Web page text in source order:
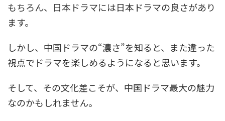
もちろん、日本ドラマには日本ドラマの良さがあり
ます。
しかし、中国ドラマの“濃さ”を知ると、また違った
視点でドラマを楽しめるようになると思います。
そして、その文化差こそが、中国ドラマ最大の魅力
なのかもしれません。